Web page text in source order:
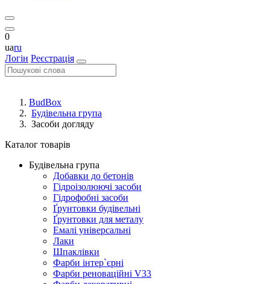
0
uaru
Логін Реєстрація
BudBox
Будівельна група
Засоби догляду
Каталог товарів
Будівельна група
Добавки до бетонів
Гідроізолюючі засоби
Гідрофобні засоби
Ґрунтовки будівельні
Ґрунтовки для металу
Емалі універсальні
Лаки
Шпаклівки
Фарби інтер`єрні
Фарби реноваційні V33